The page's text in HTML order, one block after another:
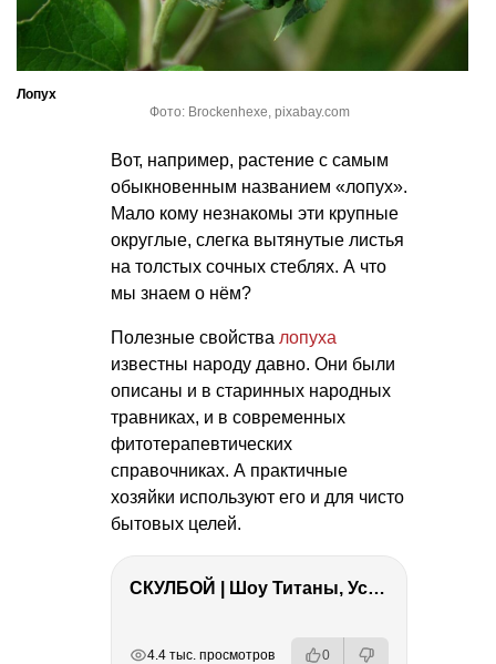
Лопух
Фото: Brockenhexe, pixabay.com
Вот, например, растение с самым
обыкновенным названием «лопух».
Мало кому незнакомы эти крупные
округлые, слегка вытянутые листья
на толстых сочных стеблях. А что
мы знаем о нём?
Полезные свойства лопуха
известны народу давно. Они были
описаны и в старинных народных
травниках, и в современных
фитотерапевтических
справочниках. А практичные
хозяйки используют его и для чисто
бытовых целей.
СКУЛБОЙ | Шоу Титаны, Усейн Болт, Ларрат, Зашквар!
4.4 тыс. просмотров 0